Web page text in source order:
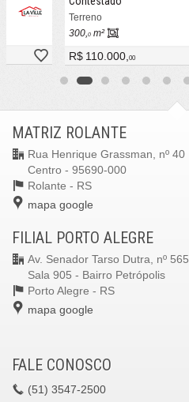
Terreno
300,0m²
R$ 110.000, 00
MATRIZ ROLANTE
Rua Henrique Grassman, nº 40
Centro - 95690-000
Rolante - RS
mapa google
FILIAL PORTO ALEGRE
Av. Senador Tarso Dutra, nº 565
Sala 905 - Bairro Petrópolis
Porto Alegre - RS
mapa google
FALE CONOSCO
(51) 3547-2500